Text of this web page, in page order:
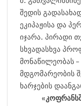
შედის
ეკიპაჟისა და
იჯარა. პირადი
სხვადასხვა
მონაწილეობას
მდგომარეობის
ხარჯების